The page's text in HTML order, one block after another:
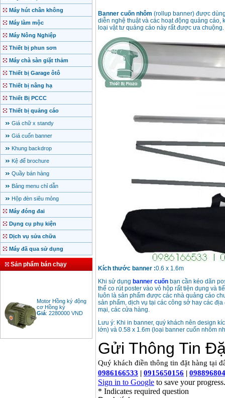
Máy hút chân không
Máy làm mộc
Máy Nông Nghiệp
Thiết bị phun sơn
Máy chà sàn giặt thảm
Thiết bị Garage ôtô
Thiết bị nâng hạ
Thiết Bị PCCC
Thiết bị quảng cáo
Giá chữ x standy
Giá cuốn banner
Khung backdrop
Kệ để brochure
Quầy bán hàng
Bảng menu chỉ dẫn
Hộp đèn siêu mỏng
Máy đóng đai
Dụng cụ phụ kiện
Dịch vụ sửa chữa
Máy đã qua sử dụng
Sản phẩm bán chạy
cơ Hồng ký
Giá:2280000
Banner cuốn nhôm (rollup banner) được
diễn nghệ thuật và các hoạt động quảng cáo,
loại vật tư quảng cáo này rất được ưa chuộng.
Kích thước banner :0.6 x 1.6m
Khi sử dụng banner cuốn bạn cần kéo dãn
thể co rút poster vào vỏ hộp rất tiện dụng và
luôn là sản phẩm được các nhà quảng cáo
sản phẩm, dịch vụ tại các công sở hay các
mại, các cửa hàng.
Lưu ý: Khi in banner, quý khách nên design
lớn) và 0.58 x 1.6m (loại banner cuốn nhôm